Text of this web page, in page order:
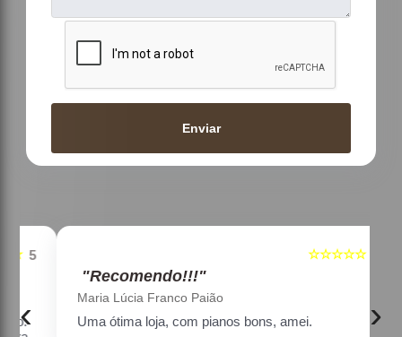
Enviar
5
☆☆☆☆☆
"Recomendo!!!"
Maria Lúcia Franco Paião
Uma ótima loja, com pianos bons, amei.
‹ ›